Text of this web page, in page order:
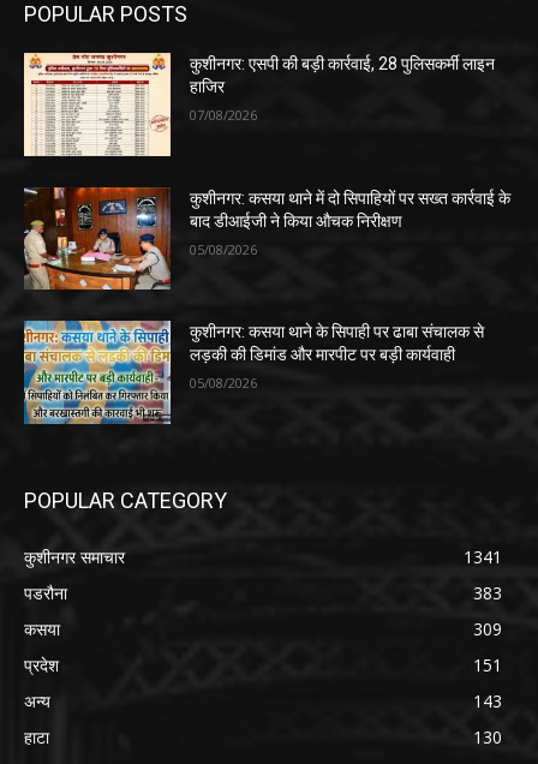
POPULAR POSTS
कुशीनगर: एसपी की बड़ी कार्रवाई, 28 पुलिसकर्मी लाइन
हाजिर
07/08/2026
कुशीनगर: कसया थाने में दो सिपाहियों पर सख्त कार्रवाई के
बाद डीआईजी ने किया औचक निरीक्षण
05/08/2026
कुशीनगर: कसया थाने के सिपाही पर ढाबा संचालक से
लड़की की डिमांड और मारपीट पर बड़ी कार्यवाही
05/08/2026
POPULAR CATEGORY
कुशीनगर समाचार
1341
पडरौना
383
कसया
309
प्रदेश
151
अन्य
143
हाटा
130